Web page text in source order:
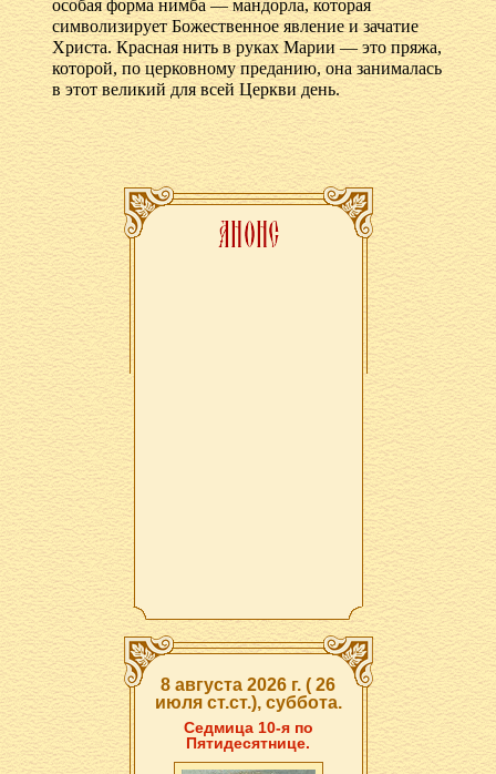
особая форма нимба — мандорла, которая
символизирует Божественное явление и зачатие
Христа. Красная нить в руках Марии — это пряжа,
которой, по церковному преданию, она занималась
в этот великий для всей Церкви день.
8 августа 2026 г. ( 26
июля ст.ст.), суббота.
Седмица 10-я по
Пятидесятнице.